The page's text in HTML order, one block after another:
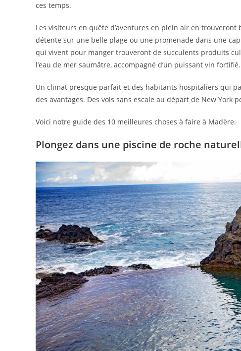
ces temps.
Les visiteurs en quête d’aventures en plein air en
détente sur une belle plage ou une promenade dans une
qui vivent pour manger trouveront de succulents produits
l’eau de mer saumâtre, accompagné d’un puissant vin fortifié.
Un climat presque parfait et des habitants hospitaliers qui
des avantages. Des vols sans escale au départ de New York
Voici notre guide des 10 meilleures choses à faire à Madère.
Plongez dans une piscine de roche